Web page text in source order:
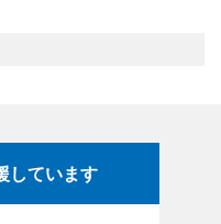
しています